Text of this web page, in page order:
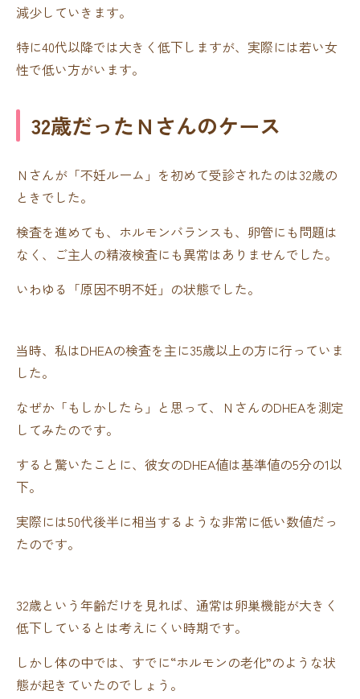
減少していきます。
特に40代以降では大きく低下しますが、実際には若い女
性で低い方がいます。
32歳だったＮさんのケース
Ｎさんが「不妊ルーム」を初めて受診されたのは32歳の
ときでした。
検査を進めても、ホルモンバランスも、卵管にも問題は
なく、ご主人の精液検査にも異常はありませんでした。
いわゆる「原因不明不妊」の状態でした。
当時、私はDHEAの検査を主に35歳以上の方に行っていま
した。
なぜか「もしかしたら」と思って、ＮさんのDHEAを測定
してみたのです。
すると驚いたことに、彼女のDHEA値は基準値の5分の1以
下。
実際には50代後半に相当するような非常に低い数値だっ
たのです。
32歳という年齢だけを見れば、通常は卵巣機能が大きく
低下しているとは考えにくい時期です。
しかし体の中では、すでに“ホルモンの老化”のような状
態が起きていたのでしょう。